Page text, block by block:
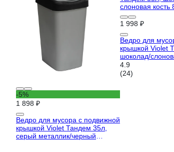
-5%
1 898 ₽
Ведро для мусора с подвижной
крышкой Violet Тандем 35л,
серый металлик/черный
1 998 ₽
Ведро для
крышкой Violet
шоколад/
843522
4.9
(24)